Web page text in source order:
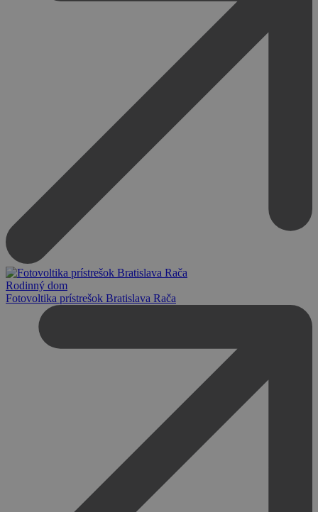
Rodinný dom
Fotovoltika prístrešok Bratislava Rača